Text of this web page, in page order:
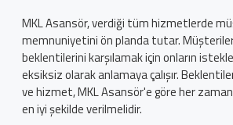
MKL Asansör, verdiği tüm hizmetlerde
memnuniyetini ön planda tutar.
beklentilerini karşılamak için onların
eksiksiz olarak anlamaya çalışır.
ve hizmet, MKL Asansör'e göre her
en iyi şekilde verilmelidir.